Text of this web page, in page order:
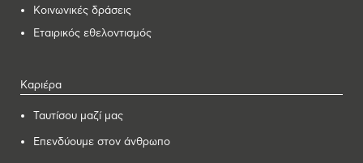
Κοινωνικές δράσεις
Εταιρικός εθελοντισμός
Καριέρα
Ταυτίσου μαζί μας
Επενδύουμε στον άνθρωπο